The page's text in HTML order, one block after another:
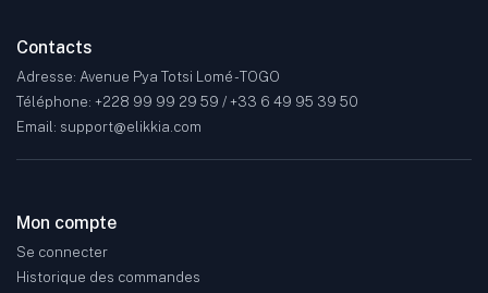
Contacts
Adresse: Avenue Pya Totsi Lomé - TOGO
Téléphone: +228 99 99 29 59 / +33 6 49 95 39 50
Email: support@elikkia.com
Mon compte
Se connecter
Historique des commandes